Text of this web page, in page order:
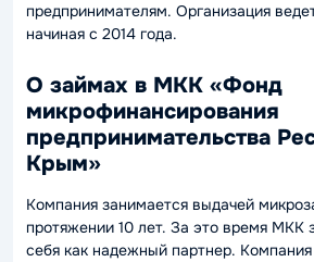
предпринимателям. Организация
начиная с 2014 года.
О займах в МКК «Фонд
микрофинансирования
предпринимательства
Крым»
Компания занимается выдачей
протяжении 10 лет. За это время МКК
себя как надежный партнер.